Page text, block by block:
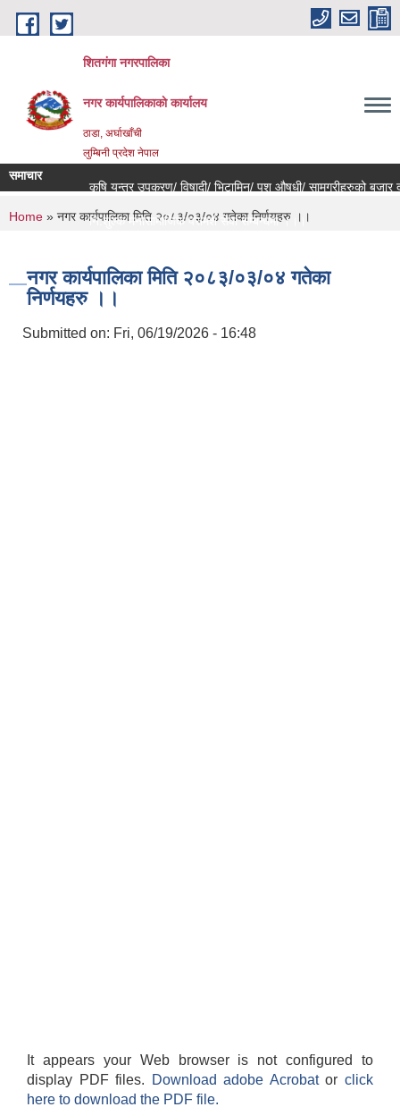
Skip to main content
शितगंगा नगरपालिका
नगर कार्यपालिकाकाे कार्यालय
ठाडा, अर्घाखाँची
लुम्बिनी प्रदेश नेपाल
समाचार
कृषि यन्त्र उपकरण/ विषादी/ भिटामिन/ पशु औषधी/ सामग्रीहरुको बजार
नि:शुल्क मनोसामाजिक परामर्श सेवा सम्बन्धमा ।।।
You are here
Home » नगर कार्यपालिका मिति २०८३/०३/०४ गतेका निर्णयहरु ।।
नगर कार्यपालिका मिति २०८३/०३/०४ गतेका
निर्णयहरु ।।
Submitted on: Fri, 06/19/2026 - 16:48
It appears your Web browser is not configured to
display PDF files.
Download adobe Acrobatorclick
here to download the PDF file.